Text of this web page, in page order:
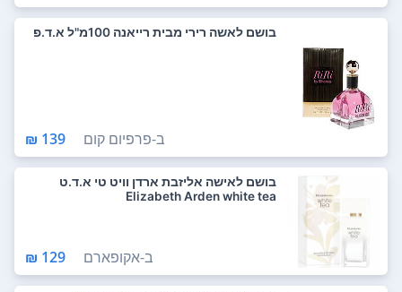
בושם לאשה רירי מבית רייאנה 100מ"ל א.ד.פ
ב-פרפיום קום 139 ₪
בושם לאישה אליזבת ארדן וויט טי א.ד.ט
Elizabeth Arden white tea
ב-אקופארם 129 ₪